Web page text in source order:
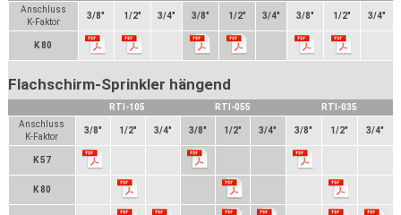
Anschluss
K-Faktor
3/8" 1/2" 3/4" 3/8" 1/2" 3/4" 3/8" 1/2" 3/4"
K 80
Flachschirm-Sprinkler hängend
RTI-105 RTI-055
RTI-035
Anschluss
K-Faktor
3/8" 1/2" 3/4" 3/8" 1/2" 3/4" 3/8" 1/2" 3/4"
K 57
K 80